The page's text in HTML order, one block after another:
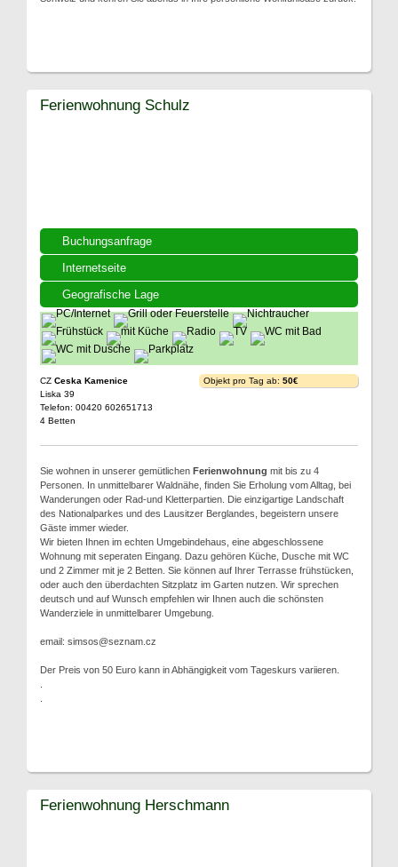
Buchungsanfrage
Internetseite
Geografische Lage
Ferienwohnung Schulz
CZ Ceska Kamenice
Liska 39
Telefon: 00420 602651713
4 Betten
Objekt pro Tag ab: 50€
Sie wohnen in unserer gemütlichen Ferienwohnung mit bis zu 4
Personen. In unmittelbarer Waldnähe, finden Sie Erholung vom Alltag, bei
Wanderungen oder Rad-und Kletterpartien. Die einzigartige Landschaft
des Nationalparkes und des Lausitzer Berglandes, begeistern unsere
Gäste immer wieder.
Wir bieten Ihnen im echten Umgebindehaus, eine abgeschlossene
Wohnung mit seperaten Eingang. Dazu gehören Küche, Dusche mit WC
und 2 Zimmer mit je 2 Betten. Sie können auf Ihrer Terrasse frühstücken,
oder auch den überdachten Sitzplatz im Garten nutzen. Wir sprechen
deutsch und auf Wunsch empfehlen wir Ihnen auch die schönsten
Wanderziele in unmittelbarer Umgebung.
email: simsos@seznam.cz
Der Preis von 50 Euro kann in Abhängigkeit vom Tageskurs variieren.
Ferienwohnung Herschmann